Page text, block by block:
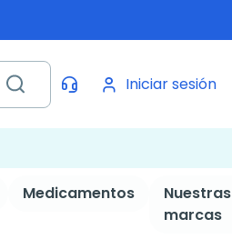
Iniciar sesión
Medicamentos
Nuestras
marcas